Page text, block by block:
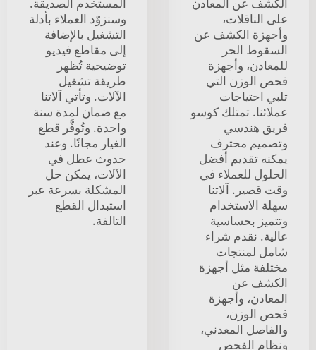
على الناقلات،
وأجهزة الكشف عن
السقوط الحر
للمعادن، وأجهزة
فحص الوزن التي
تلبي احتياجات
عملائنا. تمتلك كوسو
فريق هندسي
وتصميم محترف
يمكنه تقديم أفضل
الحلول للعملاء في
وقت قصير. آلاتنا
سهلة الاستخدام
وتتميز بحساسية
عالية. نقدم شراء
شامل لمنتجات
مختلفة مثل أجهزة
الكشف عن
المعادن، وأجهزة
فحص الوزن،
والفاصل المعدني،
ونظام الفحص
وسنزوّد العملاء بأدلة
التشغيل بالإضافة
إلى مقاطع فيديو
توضيحية تُظهر
طريقة تشغيل
الآلات. وتأتي آلاتنا
مع ضمان لمدة سنة
واحدة. وتُوفَّر قطع
الغيار مجانًا. وعند
حدوث عطل في
الآلات، يمكن حل
المشكلة بسرعة عبر
استبدال القطع
التالفة.